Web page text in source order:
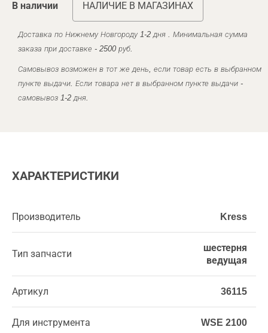
В наличии НАЛИЧИЕ В МАГАЗИНАХ
Доставка по Нижнему Новгороду 1-2 дня . Минимальная сумма
заказа при доставке - 2500 руб.
Самовывоз возможен в тот же день, если товар есть в выбранном
пункте выдачи. Если товара нет в выбранном пункте выдачи -
самовывоз 1-2 дня.
ХАРАКТЕРИСТИКИ
Производитель Kress
Тип запчасти
шестерня
ведущая
Артикул 36115
Для инструмента WSE 2100